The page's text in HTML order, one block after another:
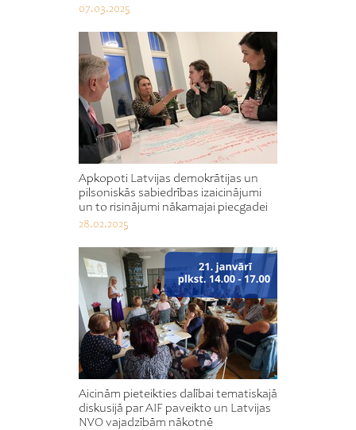
07.03.2025
Apkopoti Latvijas demokrātijas un
pilsoniskās sabiedrības izaicinājumi
un to risinājumi nākamajai piecgadei
28.02.2025
Aicinām pieteikties dalībai tematiskajā
diskusijā par AIF paveikto un Latvijas
NVO vajadzībām nākotnē